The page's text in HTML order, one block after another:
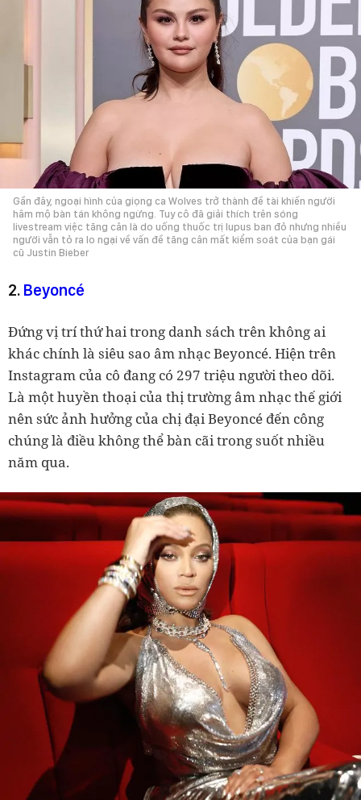
Gần đây, ngoại hình của giọng ca Wolves trở thành đề tài khiến người
hâm mộ bàn tán không ngừng. Tuy cô đã giải thích trên sóng
livestream việc tăng cân là do uống thuốc trị lupus ban đỏ nhưng nhiều
người vẫn tỏ ra lo ngại về vấn đề tăng cân mất kiểm soát của bạn gái
cũ Justin Bieber
2. Beyoncé
Đứng vị trí thứ hai trong danh sách trên không ai
khác chính là siêu sao âm nhạc Beyoncé. Hiện trên
Instagram của cô đang có 297 triệu người theo dõi.
Là một huyền thoại của thị trường âm nhạc thế giới
nên sức ảnh hưởng của chị đại Beyoncé đến công
chúng là điều không thể bàn cãi trong suốt nhiều
năm qua.